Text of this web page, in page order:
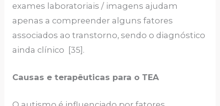
exames laboratoriais / imagens ajudam
apenas a compreender alguns fatores
associados ao transtorno, sendo o diagnóstico
ainda clínico [35].
Causas e terapêuticas para o TEA